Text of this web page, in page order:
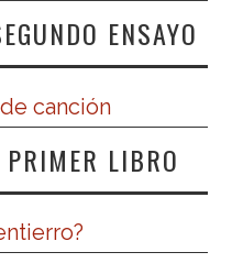
ENSAYO
LIBRO